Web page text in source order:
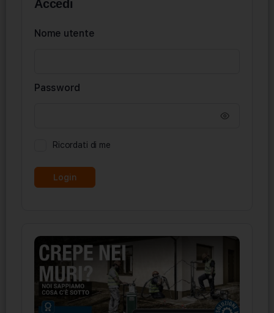
Accedi
Nome utente
Password
Ricordati di me